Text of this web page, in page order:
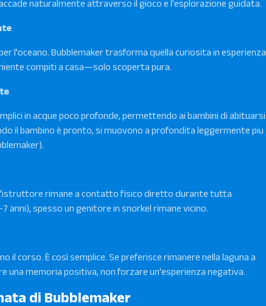
naturalmente attraverso il gioco e l'esplorazione guidata.
l'oceano. Bubblemaker trasforma quella curiosita in esperienza
compiti a casa—solo scoperta pura.
in acque poco profonde, permettendo ai bambini di abituarsi
il bambino è pronto, si muovono a profondita leggermente piu
L'istruttore rimane a contatto fisico diretto durante tutta
anni), spesso un genitore in snorkel rimane vicino.
il corso. È così semplice. Se preferisce rimanere nella laguna a
una memoria positiva, non forzare un'esperienza negativa.
di Bubblemaker